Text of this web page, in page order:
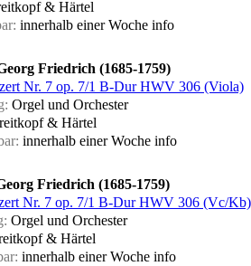
& Härtel
innerhalb einer Woche info
Friedrich (1685-1759)
Nr. 7 op. 7/1 B-Dur HWV 306 (Viola)
Orgel und Orchester
& Härtel
innerhalb einer Woche info
Friedrich (1685-1759)
Nr. 7 op. 7/1 B-Dur HWV 306 (Vc/Kb)
Orgel und Orchester
& Härtel
innerhalb einer Woche info